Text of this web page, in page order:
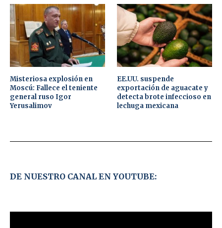
Misteriosa explosión en
Moscú: Fallece el teniente
general ruso Igor
Yerusalimov
EE.UU. suspende
exportación de aguacate y
detecta brote infeccioso en
lechuga mexicana
DE NUESTRO CANAL EN YOUTUBE: